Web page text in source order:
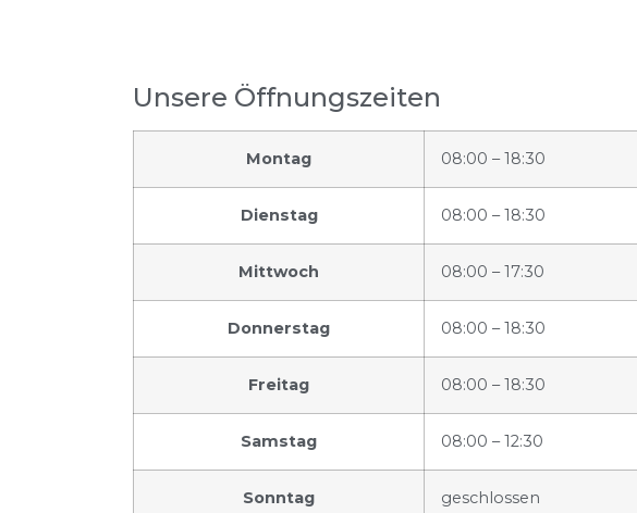
Unsere Öffnungszeiten
Montag 08:00 – 18:30
Dienstag 08:00 – 18:30
Mittwoch 08:00 – 17:30
Donnerstag 08:00 – 18:30
Freitag 08:00 – 18:30
Samstag 08:00 – 12:30
Sonntag geschlossen